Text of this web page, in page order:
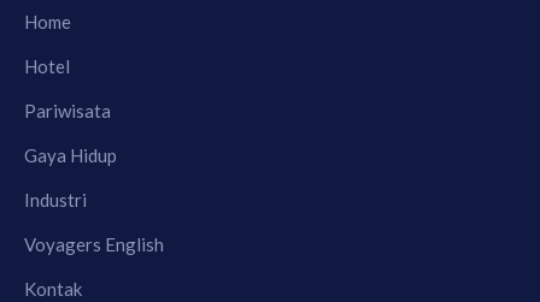
Home
Hotel
Pariwisata
Gaya Hidup
Industri
Voyagers English
Kontak